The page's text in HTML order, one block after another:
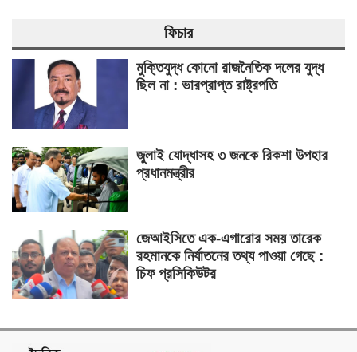
ফিচার
মুক্তিযুদ্ধ কোনো রাজনৈতিক দলের যুদ্ধ
ছিল না : ভারপ্রাপ্ত রাষ্ট্রপতি
জুলাই যোদ্ধাসহ ৩ জনকে রিকশা উপহার
প্রধানমন্ত্রীর
জেআইসিতে এক-এগারোর সময় তারেক
রহমানকে নির্যাতনের তথ্য পাওয়া গেছে :
চিফ প্রসিকিউটর